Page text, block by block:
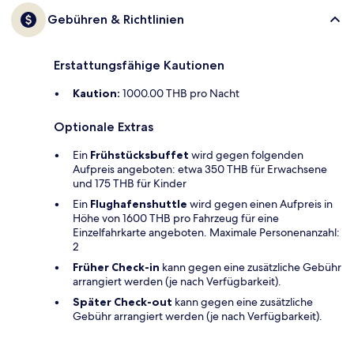
Gebühren & Richtlinien
Erstattungsfähige Kautionen
Kaution: 1000.00 THB pro Nacht
Optionale Extras
Ein Frühstücksbuffet wird gegen folgenden
Aufpreis angeboten: etwa 350 THB für Erwachsene
und 175 THB für Kinder
Ein Flughafenshuttle wird gegen einen Aufpreis in
Höhe von 1600 THB pro Fahrzeug für eine
Einzelfahrkarte angeboten. Maximale Personenanzahl:
2
Früher Check-in kann gegen eine zusätzliche Gebühr
arrangiert werden (je nach Verfügbarkeit).
Später Check-out kann gegen eine zusätzliche
Gebühr arrangiert werden (je nach Verfügbarkeit).